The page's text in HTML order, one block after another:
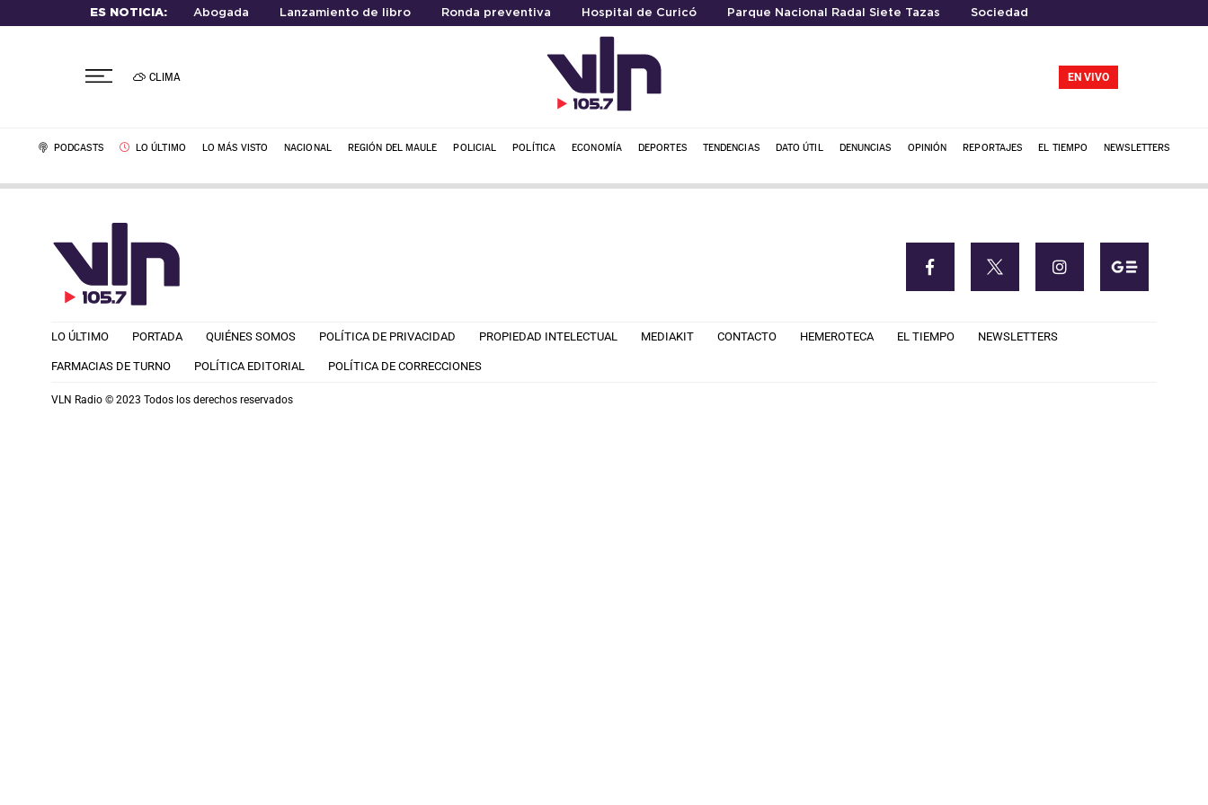
ES NOTICIA: Abogada Lanzamiento de libro Ronda preventiva Hospital de Curicó Parque Nacional Radal Siete Tazas Sociedad
CLIMA EN VIVO
PODCASTS LO ÚLTIMO LO MÁS VISTO NACIONAL REGIÓN DEL MAULE POLICIAL POLÍTICA ECONOMÍA DEPORTES TENDENCIAS DATO ÚTIL DENUNCIAS OPINIÓN REPORTAJES EL TIEMPO NEWSLETTERS
LO ÚLTIMO PORTADA QUIÉNES SOMOS POLÍTICA DE PRIVACIDAD PROPIEDAD INTELECTUAL MEDIAKIT CONTACTO HEMEROTECA EL TIEMPO NEWSLETTERS
FARMACIAS DE TURNO POLÍTICA EDITORIAL POLÍTICA DE CORRECCIONES
VLN Radio © 2023 Todos los derechos reservados